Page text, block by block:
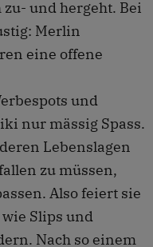
und hergeht. Bei
Merlin
eine offene
und
nur mässig Spass.
Lebenslagen
zu müssen,
Also feiert sie
Slips und
Nach so einem